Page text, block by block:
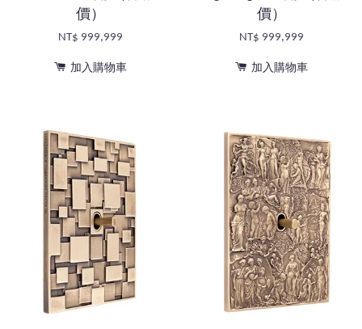
價）
NT$ 999,999
加入購物車
價）
NT$ 999,999
加入購物車